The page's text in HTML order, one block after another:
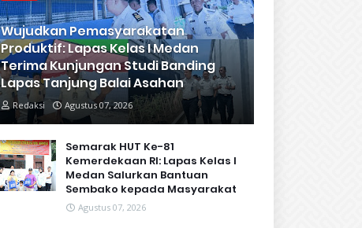
Wujudkan Pemasyarakatan
Produktif: Lapas Kelas I Medan
Terima Kunjungan Studi Banding
Lapas Tanjung Balai Asahan
Redaksi Agustus 07, 2026
Semarak HUT Ke-81
Kemerdekaan RI: Lapas Kelas I
Medan Salurkan Bantuan
Sembako kepada Masyarakat
Agustus 07, 2026